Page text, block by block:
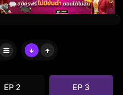
EP 2 EP 3